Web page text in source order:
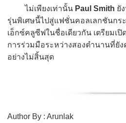
ไม่เพียงเท่านั้น Paul Smith ยั
รุ่นพิเศษนี้ไปสู่แฟชั่นคอลเลกชันกร
เอ็กซ์คลูซีฟในชื่อเดียวกัน เตรียมเปิ
การร่วมมือระหว่างสองตำนานที่ยัง
อย่างไม่สิ้นสุด
Author By : Arunlak